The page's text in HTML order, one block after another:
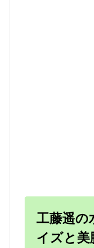
工藤遥の
イズと美